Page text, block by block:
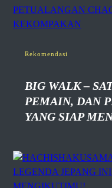
Rekomendasi
BIG WALK –
PEMAIN, DAN
YANG SIAP